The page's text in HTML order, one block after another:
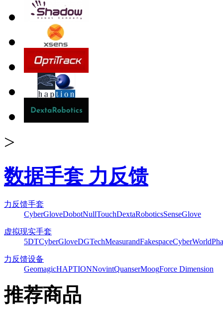
>
数据手套 力反馈
力反馈手套
CyberGloveDobotNullTouchDextaRoboticsSenseGlove
虚拟现实手套
5DTCyberGloveDGTechMeasurandFakespaceCyberWorld
力反馈设备
GeomagicHAPTIONNovintQuanserMoogForce Dimension
推荐商品